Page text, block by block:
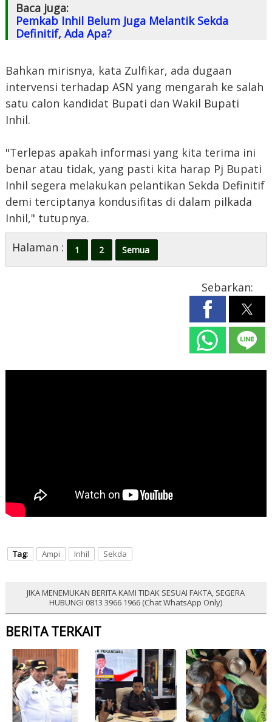
Baca juga:
Pemkab Inhil Belum Juga Melantik Sekda
Definitif, Ada Apa?
Bahkan mirisnya, kata Zulfikar, ada dugaan
intervensi terhadap ASN yang mengarah ke salah
satu calon kandidat Bupati dan Wakil Bupati
Inhil.
"Terlepas apakah informasi yang kita terima ini
benar atau tidak, yang pasti kita harap Pj Bupati
Inhil segera melakukan pelantikan Sekda Definitif
demi terciptanya kondusifitas di dalam pilkada
Inhil," tutupnya.
Halaman :
1 2 Semua
Sebarkan:
Tag: Ampi Inhil Sekda
JIKA MENEMUKAN BERITA KAMI TIDAK SESUAI FAKTA, SEGERA
HUBUNGI 0813 3966 1966 (Chat WhatsApp Only)
BERITA TERKAIT